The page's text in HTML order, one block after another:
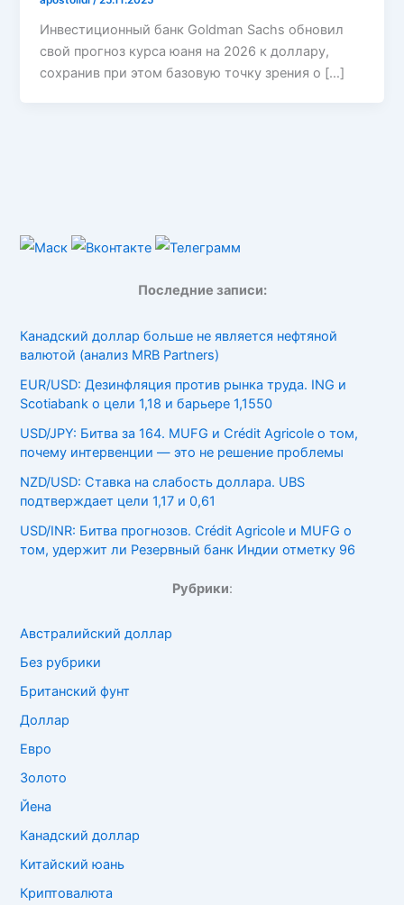
Инвестиционный банк Goldman Sachs обновил
свой прогноз курса юаня на 2026 к доллару,
сохранив при этом базовую точку зрения о […]
Последние записи:
Канадский доллар больше не является нефтяной
валютой (анализ MRB Partners)
EUR/USD: Дезинфляция против рынка труда. ING и
Scotiabank о цели 1,18 и барьере 1,1550
USD/JPY: Битва за 164. MUFG и Crédit Agricole о том,
почему интервенции — это не решение проблемы
NZD/USD: Ставка на слабость доллара. UBS
подтверждает цели 1,17 и 0,61
USD/INR: Битва прогнозов. Crédit Agricole и MUFG о
том, удержит ли Резервный банк Индии отметку 96
Рубрики:
Австралийский доллар
Без рубрики
Британский фунт
Доллар
Евро
Золото
Йена
Канадский доллар
Китайский юань
Криптовалюта